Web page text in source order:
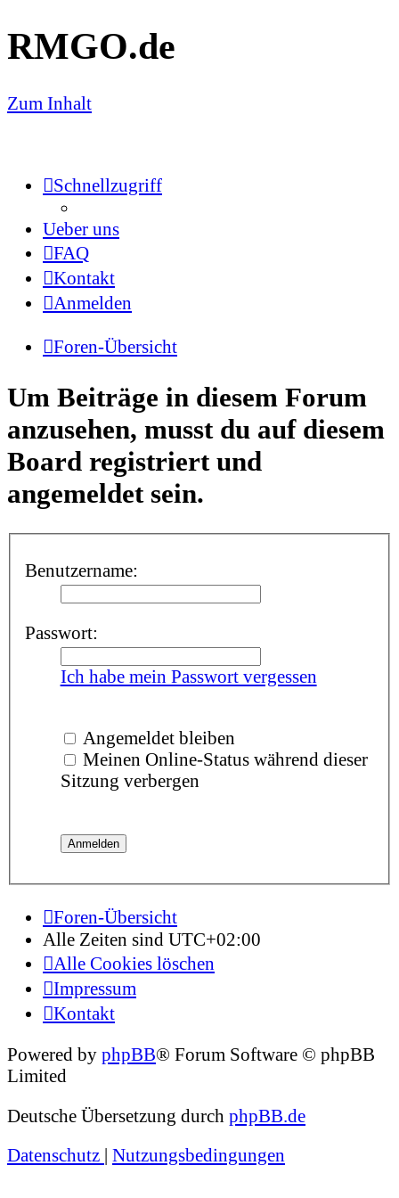
RMGO.de
Zum Inhalt
Schnellzugriff
Ueber uns
FAQ
Kontakt
Anmelden
Foren-Übersicht
Um Beiträge in diesem Forum
anzusehen, musst du auf diesem
Board registriert und
angemeldet sein.
Benutzername:
Passwort:
Ich habe mein Passwort vergessen
Angemeldet bleiben
Meinen Online-Status während dieser
Sitzung verbergen
Foren-Übersicht
Alle Zeiten sind UTC+02:00
Alle Cookies löschen
Impressum
Kontakt
Powered by phpBB® Forum Software © phpBB
Limited
Deutsche Übersetzung durch phpBB.de
Datenschutz | Nutzungsbedingungen